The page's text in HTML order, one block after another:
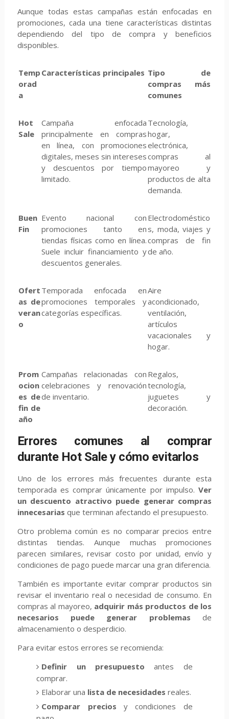
Aunque todas estas campañas están enfocadas en
promociones, cada una tiene características distintas
dependiendo del tipo de compra y beneficios
disponibles.
Temp
orad
a
Características principales Tipo de
compras más
comunes
Hot
Sale
Campaña enfocada
principalmente en compras
en línea, con promociones
digitales, meses sin intereses
y descuentos por tiempo
limitado.
Tecnología,
hogar,
electrónica,
compras al
mayoreo y
productos de alta
demanda.
Buen
Fin
Evento nacional con
promociones tanto en
tiendas físicas como en línea.
Suele incluir financiamiento y
descuentos generales.
Electrodoméstico
s, moda, viajes y
compras de fin
de año.
Ofert
as de
veran
o
Temporada enfocada en
promociones temporales y
categorías específicas.
Aire
acondicionado,
ventilación,
artículos
vacacionales y
hogar.
Prom
ocion
es de
fin de
año
Campañas relacionadas con
celebraciones y renovación
de inventario.
Regalos,
tecnología,
juguetes y
decoración.
Errores comunes al comprar
durante Hot Sale y cómo evitarlos
Uno de los errores más frecuentes durante esta
temporada es comprar únicamente por impulso.Ver
un descuento atractivo puede generar compras
innecesarias que terminan afectando el presupuesto.
Otro problema común es no comparar precios entre
distintas tiendas. Aunque muchas promociones
parecen similares, revisar costo por unidad, envío y
condiciones de pago puede marcar una gran diferencia.
También es importante evitar comprar productos sin
revisar el inventario real o necesidad de consumo. En
compras al mayoreo, adquirir más productos de los
necesarios puede generar problemasde
almacenamiento o desperdicio.
Para evitar estos errores se recomienda:
Definir un presupuesto antes de
comprar.
Elaborar una lista de necesidades reales.
Comparar precios y condiciones de